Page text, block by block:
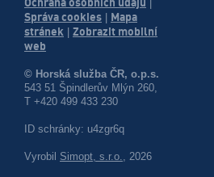
Správa cookies
Mapa
stránek
Zobrazit mobilní
web
© Horská služba ČR, o.p.s.
543 51 Špindlerův Mlýn 260,
T +420 499 433 230
ID schránky: u4zgr6q
Vyrobil Simopt, s.r.o., 2026